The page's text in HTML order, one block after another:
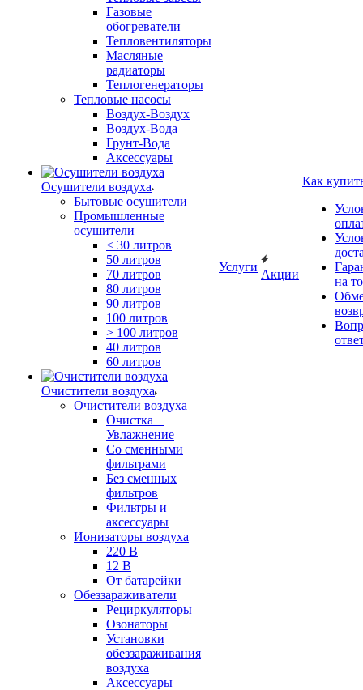
Газовые
обогреватели
Тепловентиляторы
Масляные
радиаторы
Теплогенераторы
Тепловые насосы
Воздух-Воздух
Воздух-Вода
Грунт-Вода
Аксессуары
Осушители воздуха
Бытовые осушители
Промышленные
осушители
< 30 литров
50 литров
70 литров
80 литров
90 литров
100 литров
> 100 литров
40 литров
60 литров
Очистители воздуха
Очистители воздуха
Очистка +
Увлажнение
Cо сменными
фильтрами
Без сменных
фильтров
Фильтры и
аксессуары
Ионизаторы воздуха
220 В
12 В
От батарейки
Обеззараживатели
Рециркуляторы
Озонаторы
Установки
обеззараживания
воздуха
Аксессуары
Услуги
Акции
Как
на